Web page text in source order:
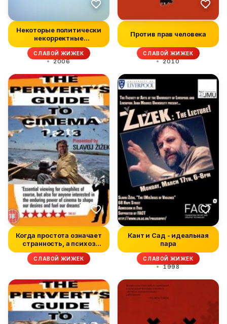
Некоторые политически
некорректные
размышления о н...
СЛАВОЙ ЖИЖЕК
2006
Против прав человека
СЛАВОЙ ЖИЖЕК
2010
Когда простота означает
странность, а психоз
стано...
СЛАВОЙ ЖИЖЕК
Кант и Сад - идеальная
пара
СЛАВОЙ ЖИЖЕК
1998